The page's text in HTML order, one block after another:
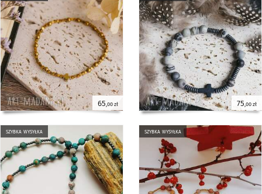
65,00 zł 75,00 zł
szybka wysyłka szybka wysyłka